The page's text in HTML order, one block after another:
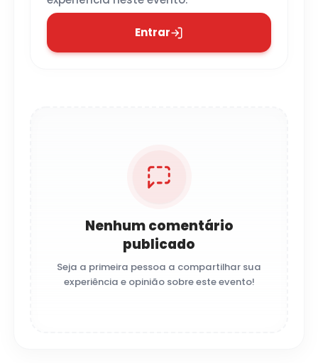
Entrar
Nenhum comentário
publicado
Seja a primeira pessoa a compartilhar sua
experiência e opinião sobre este evento!